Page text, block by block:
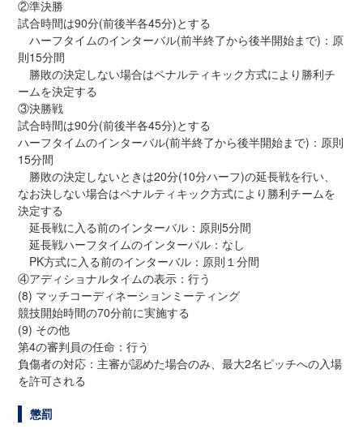
②準決勝
試合時間は90分(前後半各45分)とする
ハーフタイムのインターバル(前半終了から後半開始まで)：原
則15分間
勝敗の決定しない場合はペナルティキック方式により勝利チ
ームを決定する
③決勝戦
試合時間は90分(前後半各45分)とする
ハーフタイムのインターバル(前半終了から後半開始まで)：原則
15分間
勝敗の決定しないときは20分(10分ハーフ)の延長戦を行い、
なお決しない場合はペナルティキック方式により勝利チームを
決定する
延長戦に入る前のインターバル：原則5分間
延長戦ハーフタイムのインターバル：なし
PK方式に入る前のインターバル：原則１分間
④アディショナルタイムの表示：行う
(8) マッチコーディネーションミーティング
競技開始時間の70分前に実施する
(9) その他
第4の審判員の任命：行う
負傷者の対応：主審が認めた場合のみ、最大2名ピッチへの入場
を許可される
懲罰